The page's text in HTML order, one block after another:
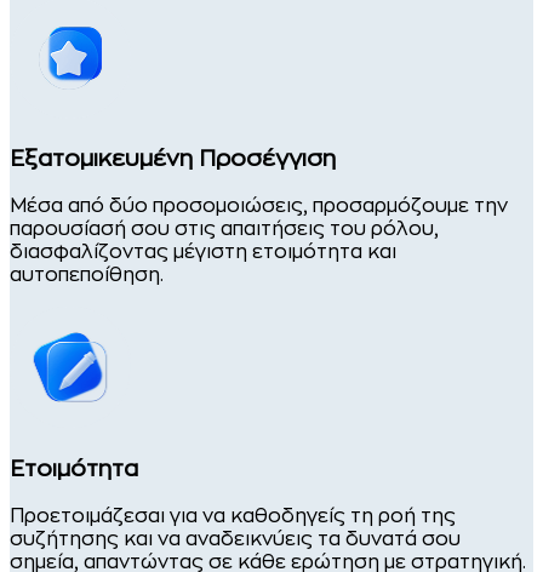
Εξατομικευμένη Προσέγγιση
Μέσα από δύο προσομοιώσεις, προσαρμόζουμε την
παρουσίασή σου στις απαιτήσεις του ρόλου,
διασφαλίζοντας μέγιστη ετοιμότητα και
αυτοπεποίθηση.
Ετοιμότητα
Προετοιμάζεσαι για να καθοδηγείς τη ροή της
συζήτησης και να αναδεικνύεις τα δυνατά σου
σημεία, απαντώντας σε κάθε ερώτηση με στρατηγική.